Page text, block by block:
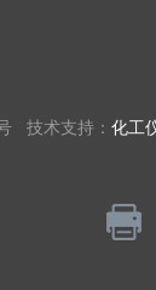
技术支持： 化工